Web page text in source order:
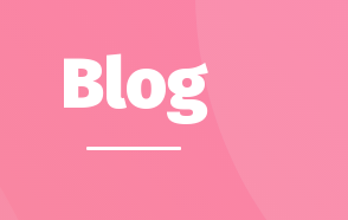
Blog